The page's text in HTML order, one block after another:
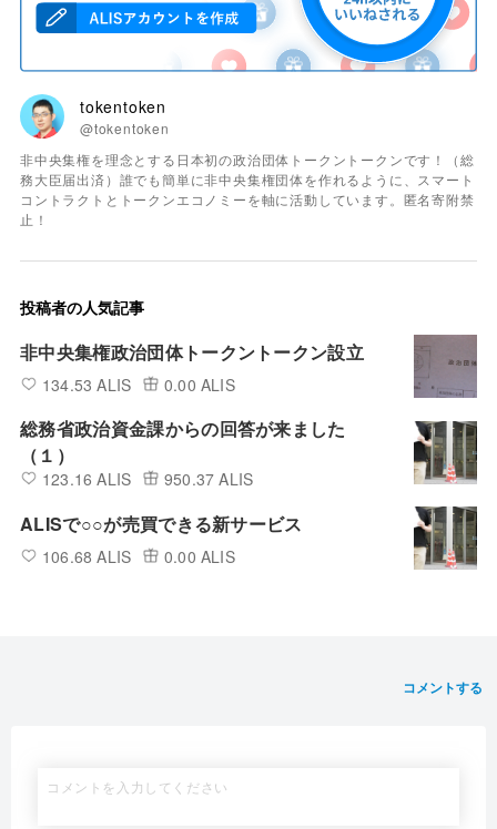
tokentoken
@tokentoken
非中央集権を理念とする日本初の政治団体トークントークンです！（総
務大臣届出済）誰でも簡単に非中央集権団体を作れるように、スマート
コントラクトとトークンエコノミーを軸に活動しています。匿名寄附禁
止！
投稿者の人気記事
非中央集権政治団体トークントークン設立
134.53 ALIS 0.00 ALIS
総務省政治資金課からの回答が来ました
（１）
123.16 ALIS 950.37 ALIS
ALISで○○が売買できる新サービス
106.68 ALIS 0.00 ALIS
コメントする